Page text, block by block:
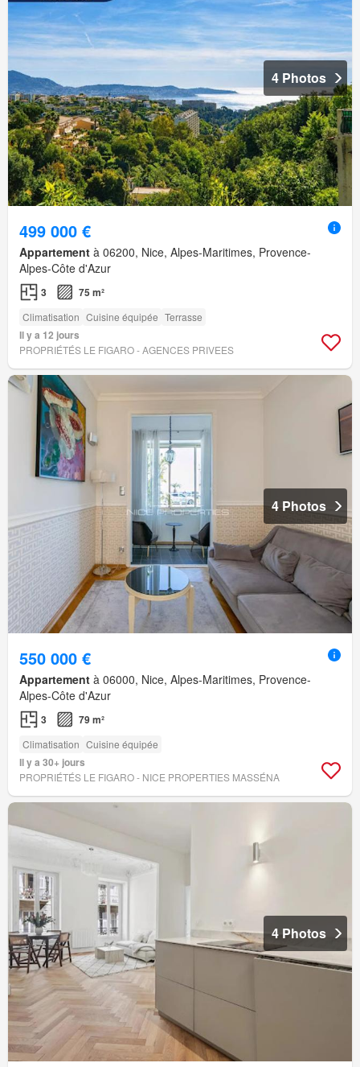
4 Photos
499 000 €
Appartement à 06200, Nice, Alpes-Maritimes, Provence-
Alpes-Côte d'Azur
3 75 m²
Climatisation Cuisine équipée Terrasse
Il y a 12 jours
PROPRIÉTÉS LE FIGARO - AGENCES PRIVEES
4 Photos
550 000 €
Appartement à 06000, Nice, Alpes-Maritimes, Provence-
Alpes-Côte d'Azur
3 79 m²
Climatisation Cuisine équipée
Il y a 30+ jours
PROPRIÉTÉS LE FIGARO - NICE PROPERTIES MASSÉNA
4 Photos